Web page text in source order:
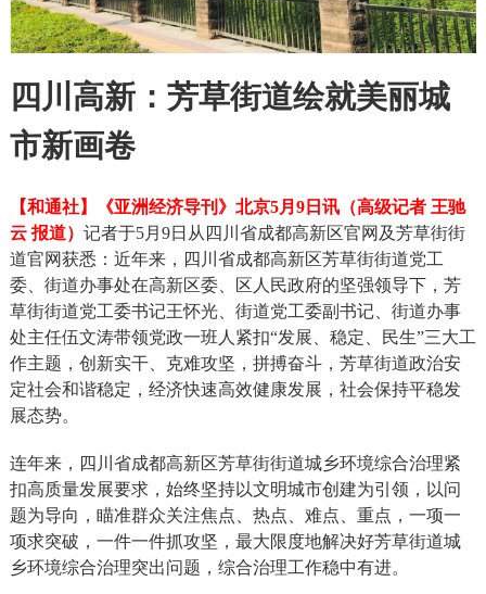
四川高新：芳草街道绘就美丽城
市新画卷
【和通社】《亚洲经济导刊》北京5月9日讯（高级记者 王驰
云 报道） 记者于5月9日从四川省成都高新区官网及芳草街街
道官网获悉：近年来，四川省成都高新区芳草街街道党工
委、街道办事处在高新区委、区人民政府的坚强领导下，芳
草街街道党工委书记王怀光、街道党工委副书记、街道办事
处主任伍文涛带领党政一班人紧扣“发展、稳定、民生”三大工
作主题，创新实干、克难攻坚，拼搏奋斗，芳草街道政治安
定社会和谐稳定，经济快速高效健康发展，社会保持平稳发
展态势。
连年来，四川省成都高新区芳草街街道城乡环境综合治理紧
扣高质量发展要求，始终坚持以文明城市创建为引领，以问
题为导向，瞄准群众关注焦点、热点、难点、重点，一项一
项求突破，一件一件抓攻坚，最大限度地解决好芳草街道城
乡环境综合治理突出问题，综合治理工作稳中有进。